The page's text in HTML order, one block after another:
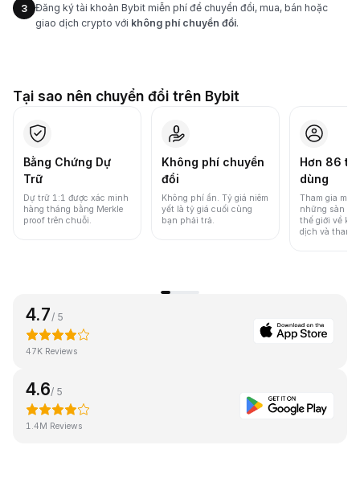
3
Đăng ký tài khoản Bybit miễn phí để chuyển đổi, mua, bán hoặc
giao dịch crypto với không phí chuyển đổi.
Tại sao nên chuyển đổi trên Bybit
Bằng Chứng Dự
Trữ
Dự trữ 1:1 được xác minh
hàng tháng bằng Merkle
proof trên chuỗi.
Không phí chuyển
đổi
Không phí ẩn. Tỷ giá niêm
yết là tỷ giá cuối cùng
bạn phải trả.
Hơn 86
dùng
Tham gia một
những sàn
thế giới về
dịch và thanh
4.7 / 5
47K Reviews
4.6/ 5
1.4M Reviews